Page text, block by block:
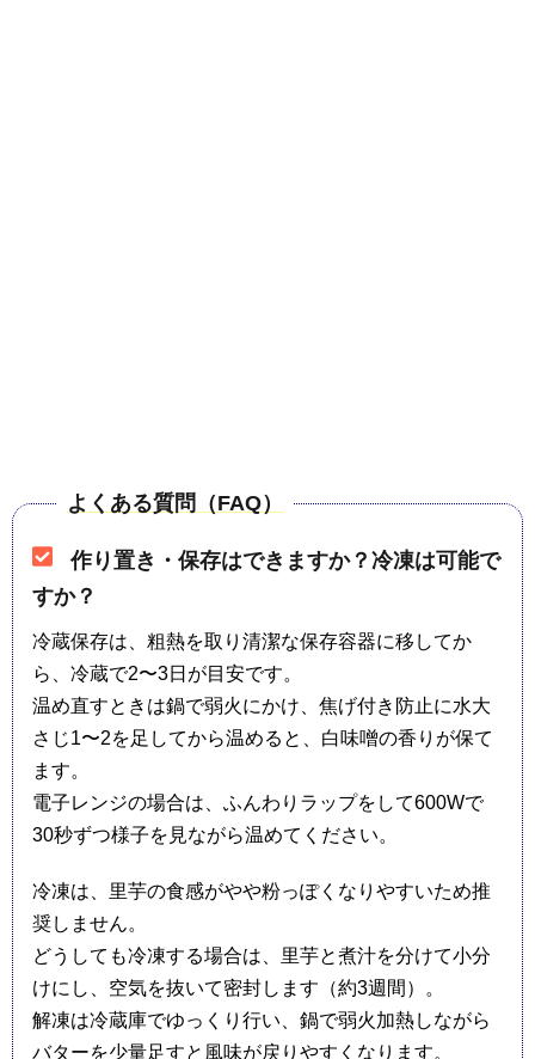
よくある質問（FAQ）
作り置き・保存はできますか？冷凍は可能で
すか？
冷蔵保存は、粗熱を取り清潔な保存容器に移してか
ら、冷蔵で2〜3日が目安です。
温め直すときは鍋で弱火にかけ、焦げ付き防止に水大
さじ1〜2を足してから温めると、白味噌の香りが保て
ます。
電子レンジの場合は、ふんわりラップをして600Wで
30秒ずつ様子を見ながら温めてください。
冷凍は、里芋の食感がやや粉っぽくなりやすいため推
奨しません。
どうしても冷凍する場合は、里芋と煮汁を分けて小分
けにし、空気を抜いて密封します（約3週間）。
解凍は冷蔵庫でゆっくり行い、鍋で弱火加熱しながら
バターを少量足すと風味が戻りやすくなります。